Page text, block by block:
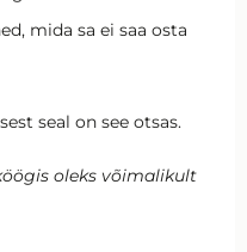
mida sa ei saa osta
seal on see otsas.
oleks võimalikult